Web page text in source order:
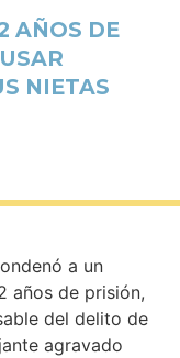
AÑOS DE
NIETAS
a un
años de prisión,
del delito de
agravado